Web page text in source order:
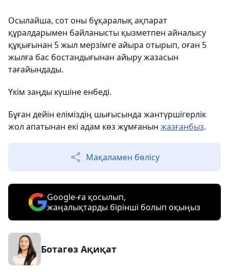
Осылайша, сот оны бұқаралық ақпарат
құралдарымен байланысты қызметпен айналысу
құқығынан 5 жыл мерзімге айыра отырып, оған 5
жылға бас бостандығынан айыру жазасын
тағайындады.
Үкім заңды күшіне енбеді.
Бұған дейін еліміздің шығысында жантүршігерлік
жол апатынан екі адам көз жұмғанын жазғанбыз.
Мақаламен бөлісу
Google-ға қосылып,
жаңалықтарды бірінші болып оқыңыз
Ботагөз Ақиқат